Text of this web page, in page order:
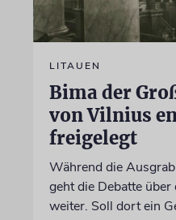
LITAUEN
Bima der
von Vilnius
freigelegt
Während die
geht die Debatte
weiter. Soll dort ein